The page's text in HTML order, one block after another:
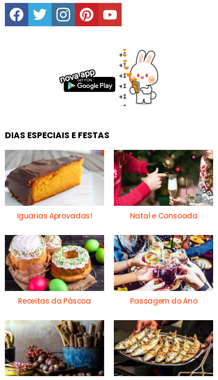
facebooktwitter instagrampinterestyoutube
DIAS ESPECIAIS E FESTAS
Iguarias Aprovadas! Natal e Consoada
Receitas da Páscoa Passagem do Ano